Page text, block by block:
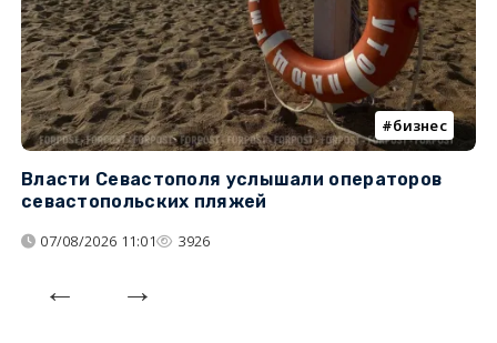
бизнес
Власти Севастополя услышали операторов
севастопольских пляжей
07/08/2026 11:01 3926